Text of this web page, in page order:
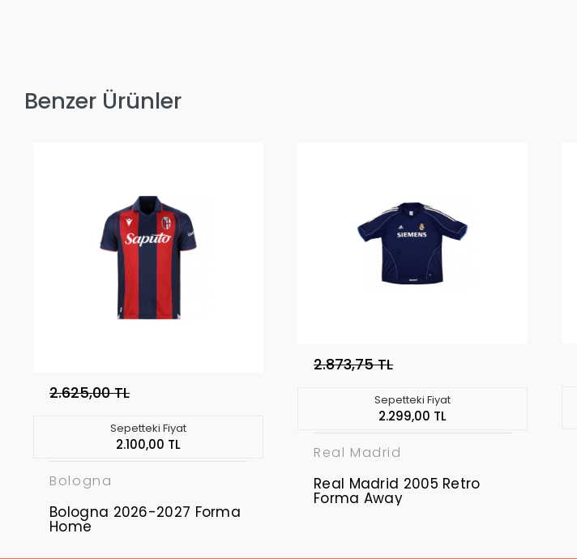
Benzer Ürünler
2.625,00 TL
Sepetteki Fiyat
2.100,00 TL
Bologna
Bologna 2026-2027 Forma
Home
2.873,75 TL
Sepetteki Fiyat
2.299,00 TL
Real Madrid
Real Madrid 2005 Retro
Forma Away